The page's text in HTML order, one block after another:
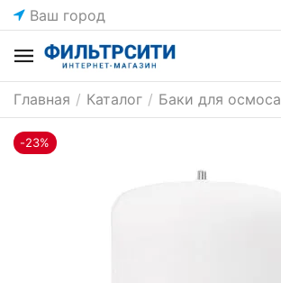
Ваш город
Главная / Каталог / Баки для осмоса
-23%